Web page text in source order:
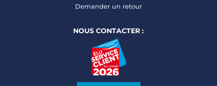
Demander un retour
NOUS CONTACTER :